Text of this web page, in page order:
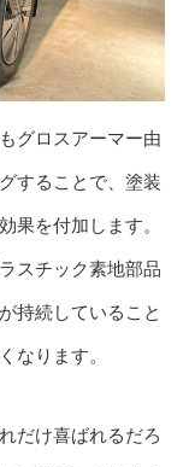
グロスアーマー由
することで、塗装
果を付加します。
スチック素地部品
持続していること
なります。
だけ喜ばれるだろ